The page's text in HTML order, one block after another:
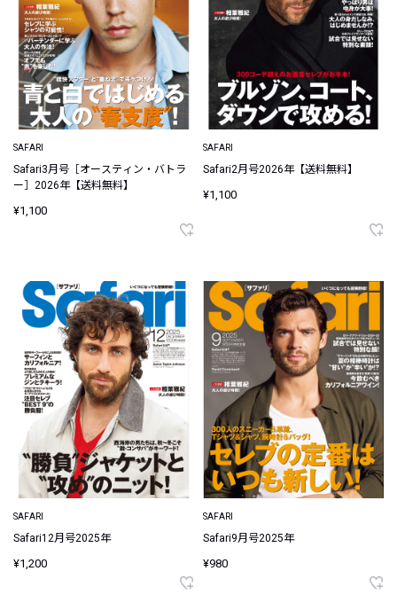
SAFARI
Safari3月号［オースティン・バトラ
ー］2026年【送料無料】
¥1,100
SAFARI
Safari2月号2026年【送料無料】
¥1,100
SAFARI
Safari12月号2025年
¥1,200
SAFARI
Safari9月号2025年
¥980